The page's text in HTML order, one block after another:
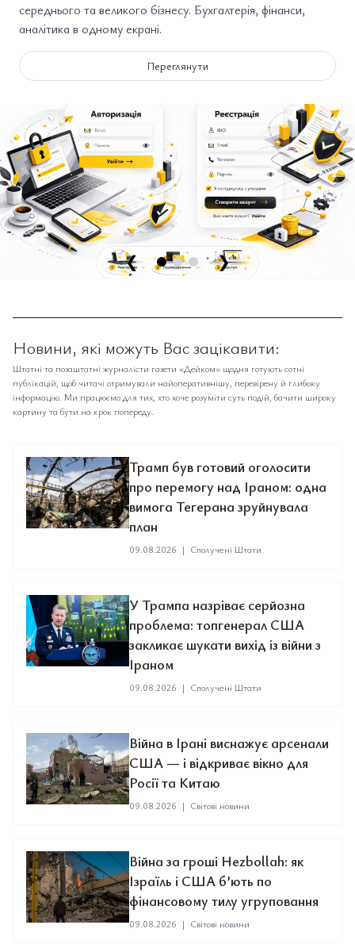
середнього та великого бізнесу. Бухгалтерія, фінанси,
аналітика в одному екрані.
Переглянути
❮ ❯
Новини, які можуть Вас зацікавити:
Штатні та позаштатні журналісти газети «Дейком» щодня готують сотні
публікацій, щоб читачі отримували найоперативнішу, перевірену й глибоку
інформацію. Ми працюємо для тих, хто хоче розуміти суть подій, бачити широку
картину та бути на крок попереду.
Трамп був готовий оголосити
про перемогу над Іраном: одна
вимога Тегерана зруйнувала
план
09.08.2026 | Сполучені Штати
У Трампа назріває серйозна
проблема: топгенерал США
закликає шукати вихід із війни з
Іраном
09.08.2026 | Сполучені Штати
Війна в Ірані виснажує арсенали
США — і відкриває вікно для
Росії та Китаю
09.08.2026 | Світові новини
Війна за гроші Hezbollah: як
Ізраїль і США б’ють по
фінансовому тилу угруповання
09.08.2026 | Світові новини